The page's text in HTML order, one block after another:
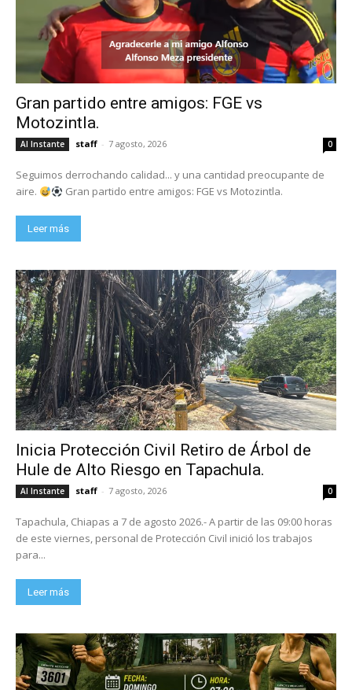
Gran partido entre amigos: FGE vs
Motozintla.
Al Instante staff - 7 agosto, 2026 0
Seguimos derrochando calidad... y una cantidad preocupante de
aire.
Gran partido entre amigos: FGE vs Motozintla.
Leer más
Inicia Protección Civil Retiro de Árbol de
Hule de Alto Riesgo en Tapachula.
Al Instante staff - 7 agosto, 2026 0
Tapachula, Chiapas a 7 de agosto 2026.- A partir de las 09:00 horas
de este viernes, personal de Protección Civil inició los trabajos
para...
Leer más